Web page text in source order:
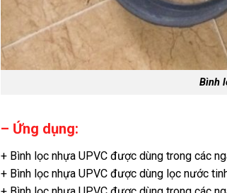
Bình
– Ứng dụng:
+ Bình lọc nhựa UPVC được dùng trong các
+ Bình lọc nhựa UPVC được dùng lọc nước